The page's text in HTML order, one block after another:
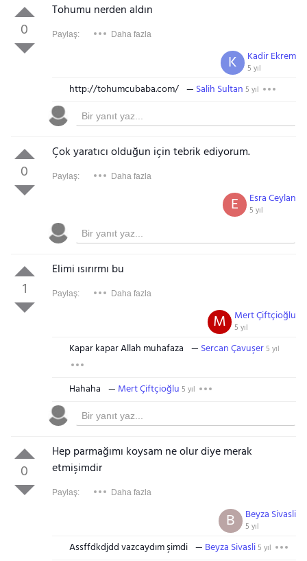
0
Tohumu nerden aldın
Paylaş: Daha fazla
Kadir Ekrem
5 yıl
K
http://tohumcubaba.com/ Salih Sultan 5 yıl
0
Çok yaratıcı olduğun için tebrik ediyorum.
Paylaş: Daha fazla
Esra Ceylan
5 yıl
E
1
Elimi ısırırmı bu
Paylaş: Daha fazla
Mert Çiftçioğlu
5 yıl
M
Kapar kapar Allah muhafaza Sercan Çavuşer5 yıl
Hahaha Mert Çiftçioğlu 5 yıl
0
Hep parmağımı koysam ne olur diye merak
etmişimdir
Paylaş: Daha fazla
Beyza Sivasli
5 yıl
B
Assffdkdjdd vazcaydım şimdi Beyza Sivasli5 yıl